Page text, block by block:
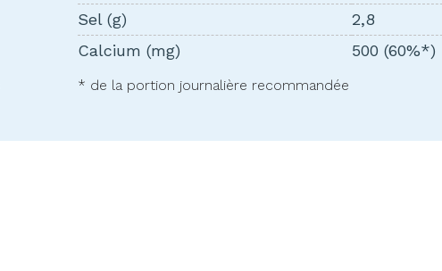
Sel (g)
2,8
Calcium (mg)
500 (60%*)
* de la portion journalière recommandée